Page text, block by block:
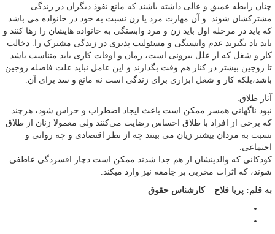
چنان رابطه عميق و عالی داشته باشند که مانع نفوذ دیگران در زندگی
مشترکشان شوند. و آن مهارت مرد یا زن نسبت به خود در خانواده می باشد
که باید در مرحله اول باید زن و مرد وابستگی به خانواده هایشان را رها کنند و
باید یاد بگیرند عدم وابستگی و مسئولیت پذیری در زندگی مشترک را. دخالت
کار و شغل که از علل بیرونی است، زمان و اوقات کاری باید متناسب باشد
تا زوجین بیشتر در کنار هم وقت بگذارند و این عامل نباید علت فاصله زوجین
باشد،بلکه کار و شغل ابزاری برای زندگی است نه مانع و سد برای آن.
آثار طلاق:
نبود ناگهانی همسر ممکن است باعث ایجاد اضطراب و حراس شود، هرچند
که برخی از افراد با طلاق احساس رضایت می‌کنند ولی معمولا زنان از طلاق
نسبت به مردان بیشتر زیان می بینند چه از نظر اقتصادی و چه روانی و
اجتماعی.
کودکانی که والدینشان از هم جدا شدند ممکن است دچار افسردگی عاطفی
شوند، که اثرات مخربی بر جامعه نیز وارد میکند.
به قلم: پریا فلاح – کارشناس حقوق